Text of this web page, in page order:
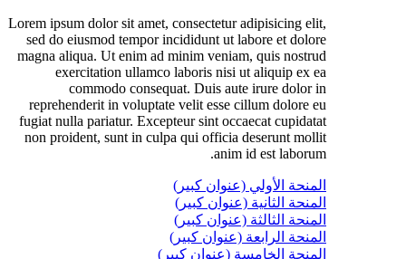
Lorem ipsum dolor sit amet, consectetur adipisicing elit,
sed do eiusmod tempor incididunt ut labore et dolore
magna aliqua. Ut enim ad minim veniam, quis nostrud
exercitation ullamco laboris nisi ut aliquip ex ea
commodo consequat. Duis aute irure dolor in
reprehenderit in voluptate velit esse cillum dolore eu
fugiat nulla pariatur. Excepteur sint occaecat cupidatat
non proident, sunt in culpa qui officia deserunt mollit
anim id est laborum.
المنحة الأولي (عنوان كبير)
المنحة الثانية (عنوان كبير)
المنحة الثالثة (عنوان كبير)
المنحة الرابعة (عنوان كبير)
المنحة الخامسة (عنوان كبير)